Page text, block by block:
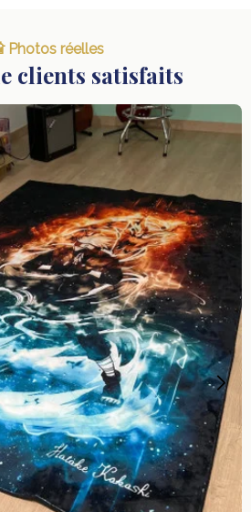
Photos réelles
clients satisfaits